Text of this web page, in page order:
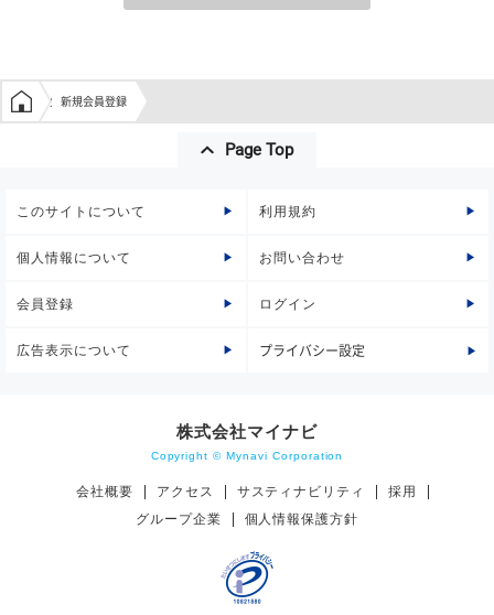
学生の窓口トップ
新規会員登録
Page Top
このサイトについて 利用規約
個人情報について お問い合わせ
会員登録 ログイン
広告表示について プライバシー設定
株式会社マイナビ
Copyright © Mynavi Corporation
会社概要 アクセス サスティナビリティ
採用
グループ企業
個人情報保護方針